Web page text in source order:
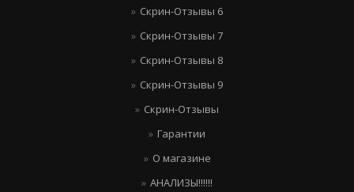
Скрин-Отзывы 6
Скрин-Отзывы 7
Скрин-Отзывы 8
Скрин-Отзывы 9
Скрин-Отзывы
Гарантии
О магазине
АНАЛИЗЫ!!!!!!